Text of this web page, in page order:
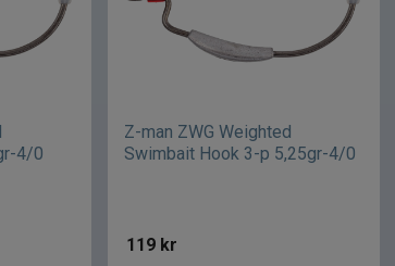
4/0
Z-man ZWG Weighted
Swimbait Hook 3-p 5,25gr-4/0
119 kr